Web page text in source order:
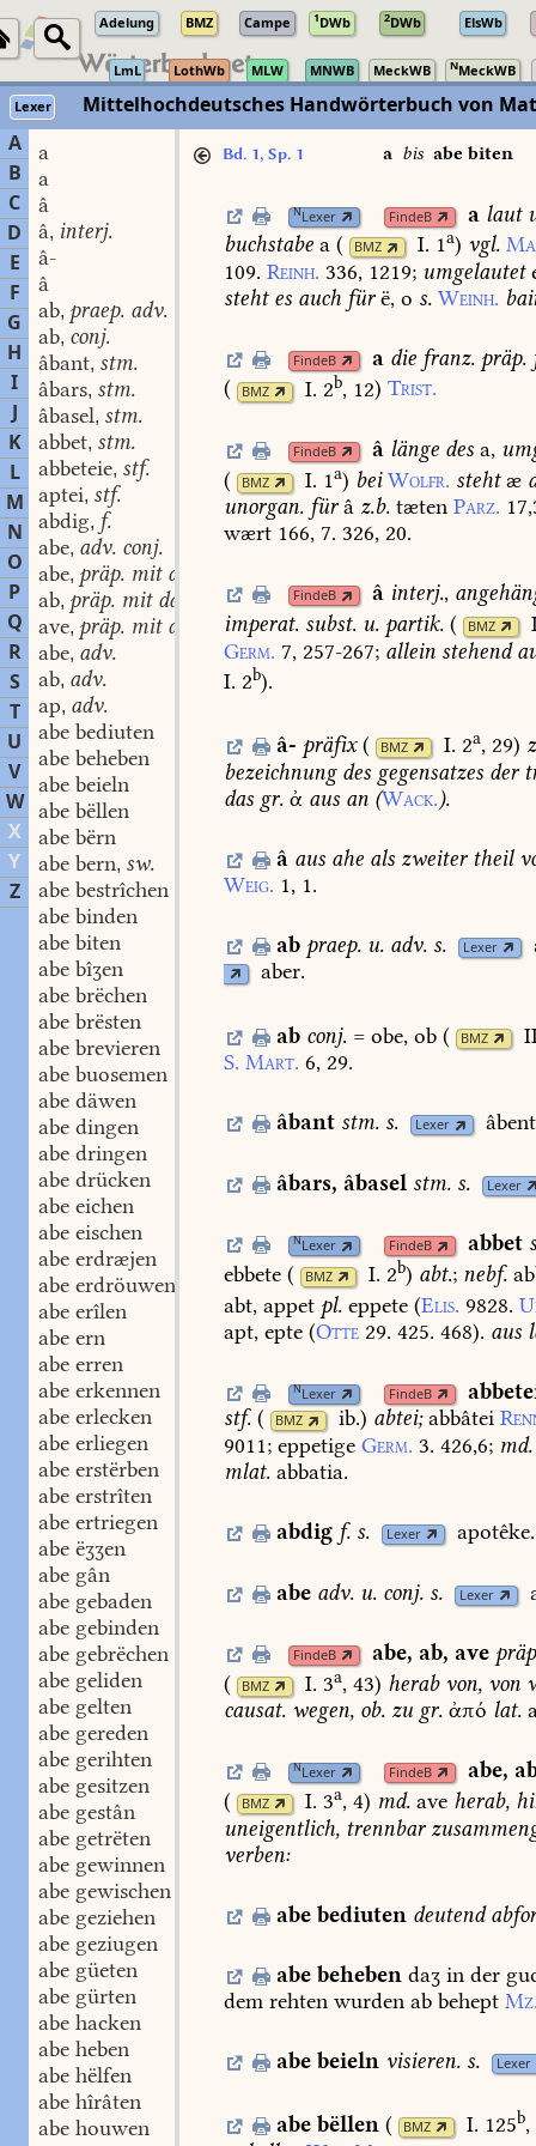
Adelung BMZ Campe 1DWb 2DWb ElsWb
LmL LothWb MLW MNWB MeckWB NMeckWB
Lexer
Mittelhochdeutsches Handwörterbuch von
A
B
C
D
E
F
G
H
I
J
K
L
M
N
O
P
Q
R
S
T
U
V
W
X
Y
Z
a
a
â
â, interj.
â-
â
ab, praep. adv.
ab, conj.
âbant, stm.
âbars, stm.
âbasel, stm.
abbet, stm.
abbeteie, stf.
aptei, stf.
abdig, f.
abe, adv. conj.
abe, präp. mit dat.
ab, präp. mit dat.
ave, präp. mit dat.
abe, adv.
ab, adv.
ap, adv.
abe bediuten
abe beheben
abe beieln
abe bëllen
abe bërn
abe bern, sw.
abe bestrîchen
abe binden
abe biten
abe bîʒen
abe brëchen
abe brësten
abe brevieren
abe buosemen
abe däwen
abe dingen
abe dringen
abe drücken
abe eichen
abe eischen
abe erdræjen
abe erdröuwen
abe erîlen
abe ern
abe erren
abe erkennen
abe erlecken
abe erliegen
abe erstërben
abe erstrîten
abe ertriegen
abe ëʒʒen
abe gân
abe gebaden
abe gebinden
abe gebrëchen
abe geliden
abe gelten
abe gereden
abe gerihten
abe gesitzen
abe gestân
abe getrëten
abe gewinnen
abe gewischen
abe geziehen
abe geziugen
abe güeten
abe gürten
abe hacken
abe heben
abe hëlfen
abe hîrâten
abe houwen
Bd. 1, Sp. 1 abis abe biten
NLexer FindeB a laut
buchstabe a ( BMZ I. 1a) vgl.
109. Reinh. 336, 1219; umgelautet
stehtes auch fürë, o s. Weinh.
FindeB a die franz. präp.
(
BMZ I. 2b, 12) Trist.
FindeB â länge des a,
(
BMZ I. 1a) bei Wolfr. stehtæ
unorgan. fürâ z.b. tæten Parz.
wært 166, 7. 326, 20.
FindeB â interj.,
imperat. subst. u. partik. ( BMZ
Germ. 7, 257-267; allein stehend
I. 2b).
â- präfix ( BMZ I. 2a, 29)
bezeichnungdes gegensatzes der
das gr. ἀ aus an (Wack.).
â ausahe alszweitertheil
Weig. 1, 1.
ab praep. u. adv. s. Lexer
aber.
ab conj.=obe,ob ( BMZ
S. Mart. 6, 29.
âbant stm. s. Lexer
âbars, âbasel stm. s. Lexer
NLexer FindeB abbet
ebbete ( BMZ I. 2b) abt.; nebf.
abt, appet pl. eppete (Elis. 9828.
apt, epte (Otte 29. 425. 468). aus
NLexer FindeB
stf. ( BMZ ib.) abtei; abbâtei
9011; eppetige Germ. 3. 426,6; md.
mlat. abbatia.
abdig f. s. Lexer apotêke.
abe adv. u. conj. s. Lexer
FindeB abe, ab, ave
(
BMZ I. 3a, 43) herabvon, von
causat. wegen, ob. zu gr. ἀπό lat.
NLexer FindeB abe,
(
BMZ I. 3a, 4) md. ave herab,
uneigentlich, trennbar
verben:
abebediuten deutend
abebeheben daʒinder
dem rehten wurden ab behept
abebeieln visieren. s. Lexer
abebëllen ( BMZ I. 125b,